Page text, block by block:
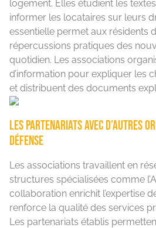
logement. Elles étudient les
informer les locataires sur leurs
essentielle permet aux résidents
répercussions pratiques des
quotidien. Les associations
d’information pour expliquer les
et distribuent des documents
Les partenariats avec d’autres
défense
Les associations travaillent en
structures spécialisées comme
collaboration enrichit l’expertise
renforce la qualité des services
Les partenariats établis